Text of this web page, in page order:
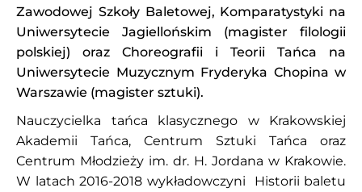
Zawodowej Szkoły Baletowej, Komparatystyki na
Uniwersytecie Jagiellońskim (magister filologii
polskiej) oraz Choreografii i Teorii Tańca na
Uniwersytecie Muzycznym Fryderyka Chopina w
Warszawie (magister sztuki).
Nauczycielka tańca klasycznego w Krakowskiej
Akademii Tańca, Centrum Sztuki Tańca oraz
Centrum Młodzieży im. dr. H. Jordana w Krakowie.
W latach 2016-2018 wykładowczyni Historii baletu